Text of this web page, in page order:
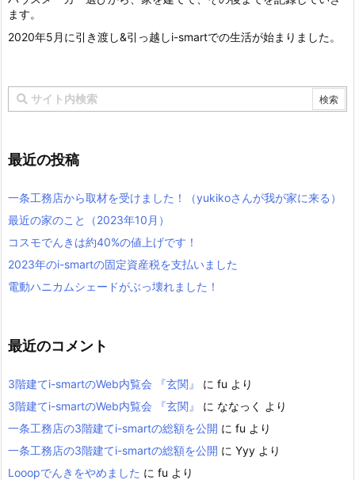
ます。
2020年5月に引き渡し&引っ越しi-smartでの生活が始まりました。
最近の投稿
一条工務店から取材を受けました！（yukikoさんが我が家に来る）
最近の家のこと（2023年10月）
コスモでんきは約40%の値上げです！
2023年のi-smartの固定資産税を支払いました
電動ハニカムシェードがぶっ壊れました！
最近のコメント
3階建てi-smartのWeb内覧会 『玄関』 に fu より
3階建てi-smartのWeb内覧会 『玄関』
に ななっく
より
一条工務店の3階建てi-smartの総額を公開 に fu より
一条工務店の3階建てi-smartの総額を公開 に Yyy より
Looopでんきをやめました に fu より